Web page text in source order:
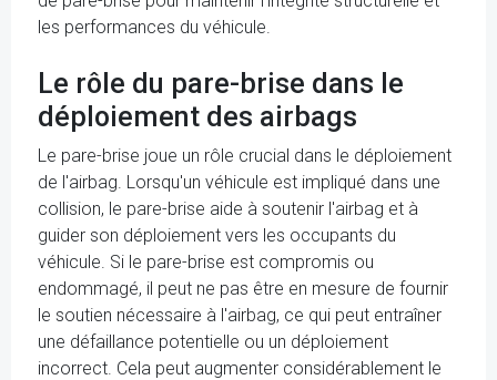
les performances du véhicule.
Le rôle du pare-brise dans le
déploiement des airbags
Le pare-brise joue un rôle crucial dans le déploiement
de l'airbag. Lorsqu'un véhicule est impliqué dans une
collision, le pare-brise aide à soutenir l'airbag et à
guider son déploiement vers les occupants du
véhicule. Si le pare-brise est compromis ou
endommagé, il peut ne pas être en mesure de fournir
le soutien nécessaire à l'airbag, ce qui peut entraîner
une défaillance potentielle ou un déploiement
incorrect. Cela peut augmenter considérablement le